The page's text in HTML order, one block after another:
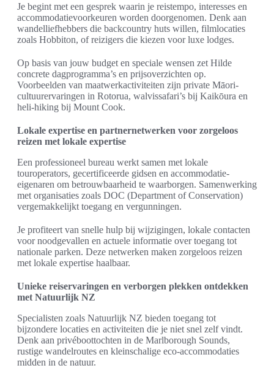
Je begint met een gesprek waarin je reistempo, interesses en
accommodatievoorkeuren worden doorgenomen. Denk aan
wandelliefhebbers die backcountry huts willen, filmlocaties
zoals Hobbiton, of reizigers die kiezen voor luxe lodges.
Op basis van jouw budget en speciale wensen zet Hilde
concrete dagprogramma’s en prijsoverzichten op.
Voorbeelden van maatwerkactiviteiten zijn private Māori-
cultuurervaringen in Rotorua, walvissafari’s bij Kaikōura en
heli-hiking bij Mount Cook.
Lokale expertise en partnernetwerken voor zorgeloos
reizen met lokale expertise
Een professioneel bureau werkt samen met lokale
touroperators, gecertificeerde gidsen en accommodatie-
eigenaren om betrouwbaarheid te waarborgen. Samenwerking
met organisaties zoals DOC (Department of Conservation)
vergemakkelijkt toegang en vergunningen.
Je profiteert van snelle hulp bij wijzigingen, lokale contacten
voor noodgevallen en actuele informatie over toegang tot
nationale parken. Deze netwerken maken zorgeloos reizen
met lokale expertise haalbaar.
Unieke reiservaringen en verborgen plekken ontdekken
met Natuurlijk NZ
Specialisten zoals Natuurlijk NZ bieden toegang tot
bijzondere locaties en activiteiten die je niet snel zelf vindt.
Denk aan privéboottochten in de Marlborough Sounds,
rustige wandelroutes en kleinschalige eco-accommodaties
midden in de natuur.